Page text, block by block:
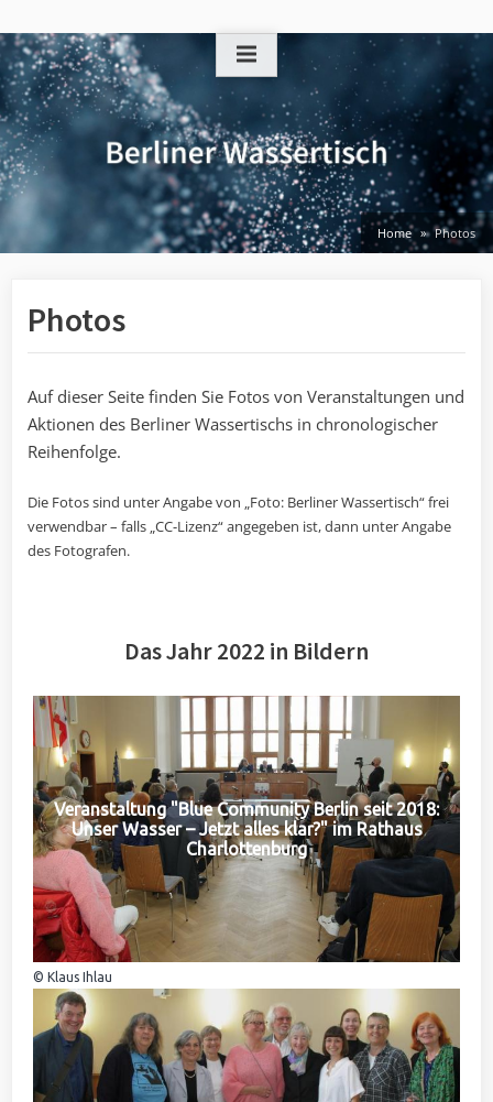
to
content
Home Photos
Photos
Auf dieser Seite finden Sie Fotos von Veranstaltungen und
Aktionen des Berliner Wassertischs in chronologischer
Reihenfolge.
Die Fotos sind unter Angabe von „Foto: Berliner Wassertisch“ frei
verwendbar – falls „CC-Lizenz“ angegeben ist, dann unter Angabe
des Fotografen.
Das Jahr 2022 in Bildern
Veranstaltung "Blue Community Berlin seit 2018:
Unser Wasser – Jetzt alles klar?" im Rathaus
Charlottenburg
© Klaus Ihlau